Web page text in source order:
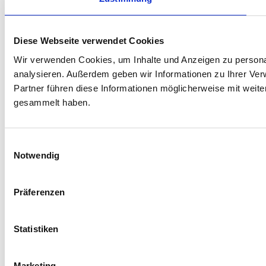
Diese Webseite verwendet Cookies
Wir verwenden Cookies, um Inhalte und Anzeigen zu
analysieren. Außerdem geben wir Informationen zu Ihrer
Partner führen diese Informationen möglicherweise mit
gesammelt haben.
Notwendig
Präferenzen
Statistiken